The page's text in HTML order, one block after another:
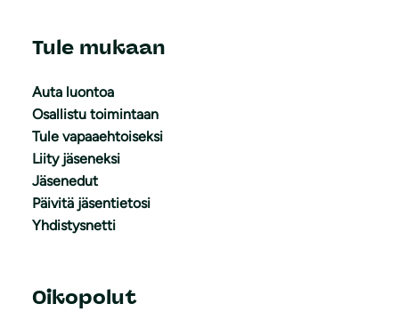
Tule mukaan
Auta luontoa
Osallistu toimintaan
Tule vapaaehtoiseksi
Liity jäseneksi
Jäsenedut
Päivitä jäsentietosi
Yhdistysnetti
Oikopolut